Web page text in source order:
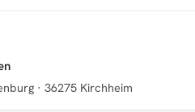
· 36275 Kirchheim